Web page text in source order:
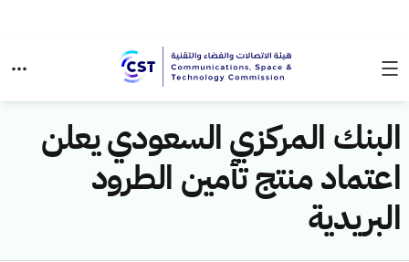
البنك المركزي السعودي يعلن
اعتماد منتج تأمين الطرود
البريدية